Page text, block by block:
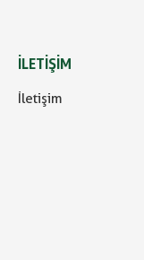
İLETİŞİM
İletişim